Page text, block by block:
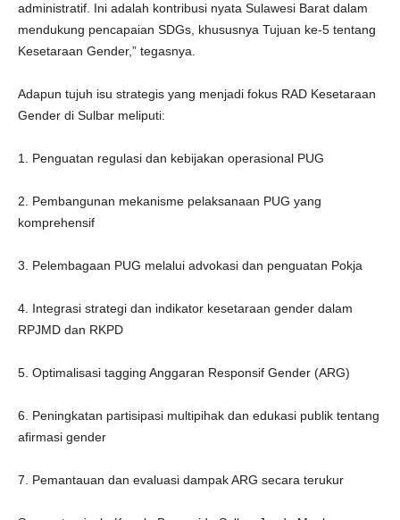
administratif. Ini adalah kontribusi nyata Sulawesi Barat dalam
mendukung pencapaian SDGs, khususnya Tujuan ke-5 tentang
Kesetaraan Gender,” tegasnya.
Adapun tujuh isu strategis yang menjadi fokus RAD Kesetaraan
Gender di Sulbar meliputi:
1. Penguatan regulasi dan kebijakan operasional PUG
2. Pembangunan mekanisme pelaksanaan PUG yang
komprehensif
3. Pelembagaan PUG melalui advokasi dan penguatan Pokja
4. Integrasi strategi dan indikator kesetaraan gender dalam
RPJMD dan RKPD
5. Optimalisasi tagging Anggaran Responsif Gender (ARG)
6. Peningkatan partisipasi multipihak dan edukasi publik tentang
afirmasi gender
7. Pemantauan dan evaluasi dampak ARG secara terukur